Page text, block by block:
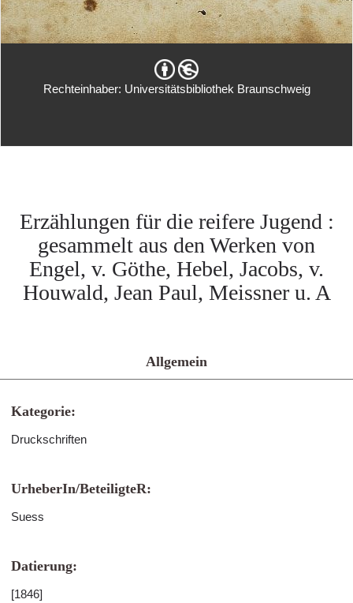
Rechteinhaber: Universitätsbibliothek Braunschweig
Erzählungen für die reifere Jugend :
gesammelt aus den Werken von
Engel, v. Göthe, Hebel, Jacobs, v.
Houwald, Jean Paul, Meissner u. A
Allgemein
Kategorie:
Druckschriften
UrheberIn/BeteiligteR:
Suess
Datierung:
[1846]